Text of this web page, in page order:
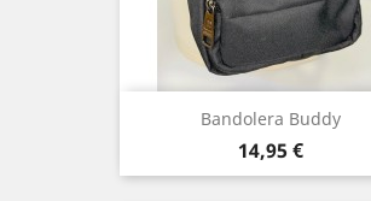
Bandolera Buddy
Precio
14,95 €